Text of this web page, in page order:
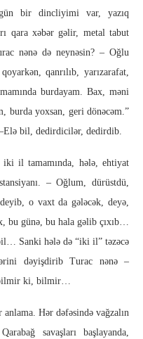
bir dincliyimi var, yazıq
qara xəbər gəlir, metal tabut
nənə də neynəsin? – Oğlu
qanrılıb, yarızarafat,
burdayam. Bax, məni
burda yoxsan, geri dönəcəm.”
bil, dedirdicilər, dedirdib.
il tamamında, hələ, ehtiyat
– Oğlum, dürüstdü,
o vaxt da gələcək, deyə,
bu günə, bu hala gəlib çıxıb…
Sanki hələ də “iki il” təzəcə
dəyişdirib Turac nənə –
bilmir ki, bilmir…
Hər dəfəsində vağzalın
savaşları başlayanda,